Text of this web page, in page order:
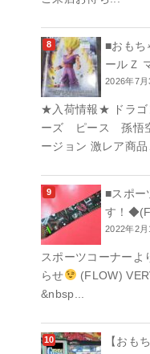
■おもち
ールＺ
2026年7
★入荷情報★ ドラゴ
ーズ ピース 孫悟
ージョン 激レア商品
■スポー
す！
2022年2
スポーツコーナーよ
らせ
(FLOW)
&nbsp...
【おも